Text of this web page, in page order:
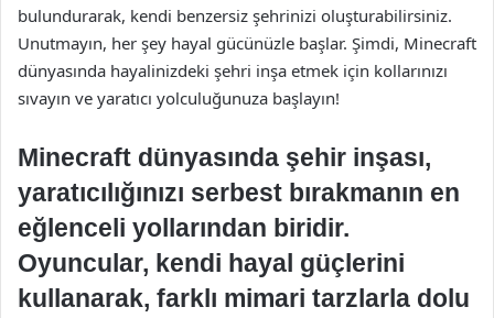
bulundurarak, kendi benzersiz şehrinizi oluşturabilirsiniz.
Unutmayın, her şey hayal gücünüzle başlar. Şimdi, Minecraft
dünyasında hayalinizdeki şehri inşa etmek için kollarınızı
sıvayın ve yaratıcı yolculuğunuza başlayın!
Minecraft dünyasında şehir inşası,
yaratıcılığınızı serbest bırakmanın en
eğlenceli yollarından biridir.
Oyuncular, kendi hayal güçlerini
kullanarak, farklı mimari tarzlarla dolu